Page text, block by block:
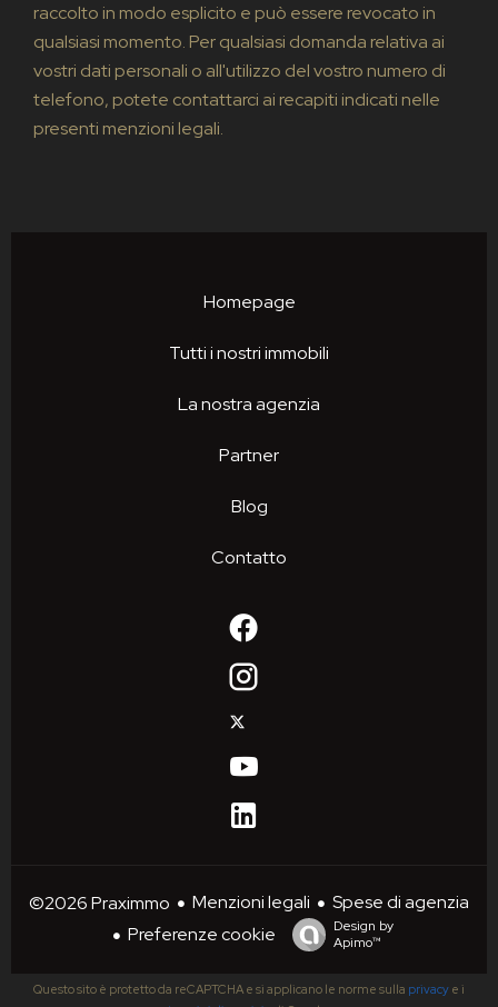
raccolto in modo esplicito e può essere revocato in
qualsiasi momento. Per qualsiasi domanda relativa ai
vostri dati personali o all'utilizzo del vostro numero di
telefono, potete contattarci ai recapiti indicati nelle
presenti menzioni legali.
Homepage
Tutti i nostri immobili
La nostra agenzia
Partner
Blog
Contatto
©2026 Praximmo Menzioni legali
Spese di agenzia
Preferenze cookie
Design by
Apimo™
Questo sito è protetto da reCAPTCHA e si applicano le norme sulla privacy e i